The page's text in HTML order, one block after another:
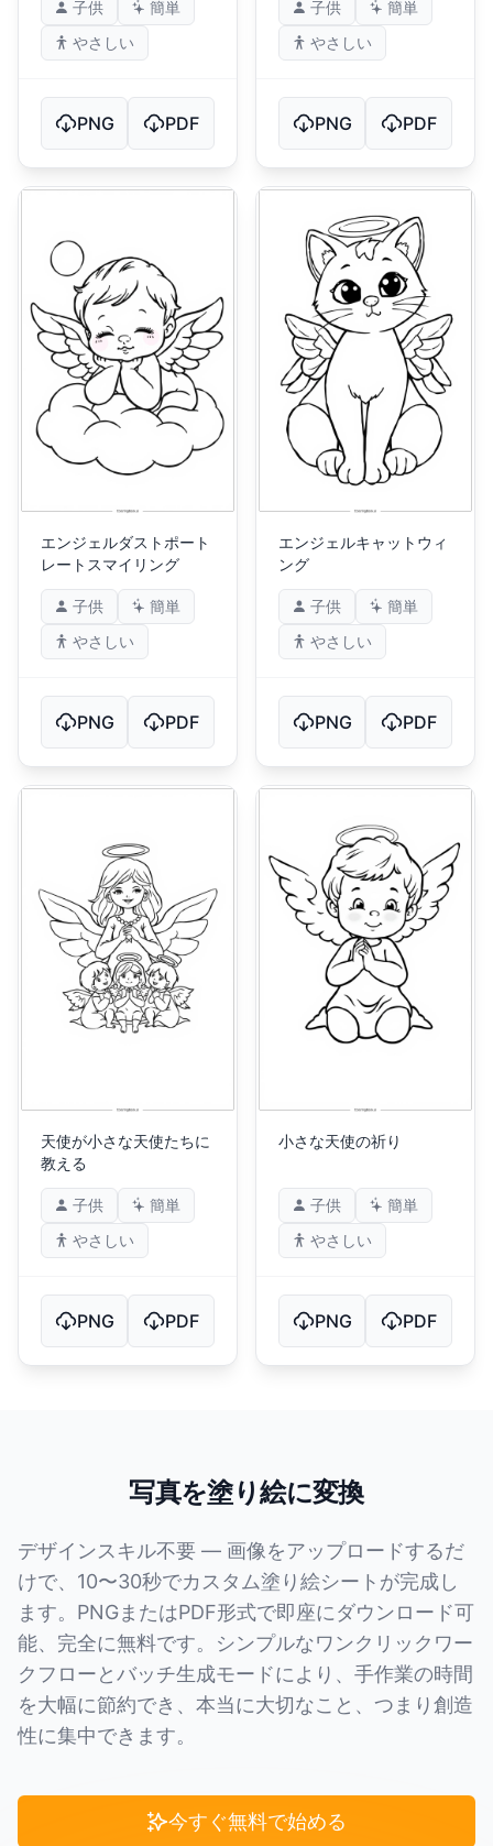
子供
簡単
やさしい
PNG PDF
子供
簡単
やさしい
PNG PDF
エンジェルダストポート
レートスマイリング
子供
簡単
やさしい
PNG PDF
エンジェルキャットウィ
ング
子供
簡単
やさしい
PNG PDF
天使が小さな天使たちに
教える
子供
簡単
やさしい
PNG PDF
小さな天使の祈り
子供
簡単
やさしい
PNG PDF
写真を塗り絵に変換
デザインスキル不要 — 画像をアップロードするだ
けで、10〜30秒でカスタム塗り絵シートが完成し
ます。PNGまたはPDF形式で即座にダウンロード可
能、完全に無料です。シンプルなワンクリックワー
クフローとバッチ生成モードにより、手作業の時間
を大幅に節約でき、本当に大切なこと、つまり創造
性に集中できます。
今すぐ無料で始める